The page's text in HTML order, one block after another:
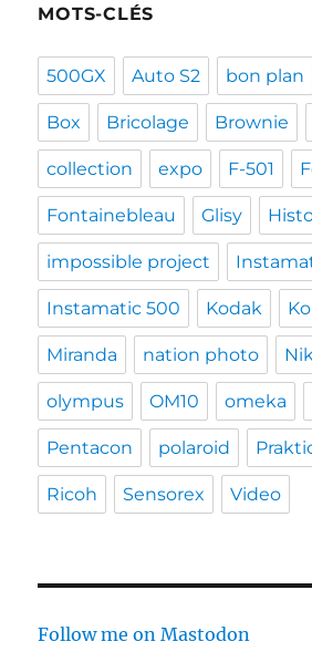
MOTS-CLÉS
500GX Auto S2 bon plan
Box Bricolage Brownie
collection expo F-501
Fontainebleau Glisy
impossible project
Instamatic 500 Kodak
Miranda nation photo
olympus OM10 omeka
Pentacon polaroid
Ricoh Sensorex Video
Follow me on Mastodon